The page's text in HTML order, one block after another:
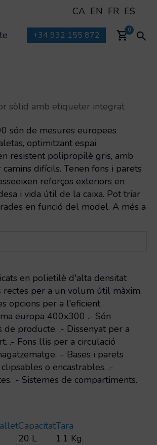
CA EN FR ES
+34 932 155 872 0
sòlid amb etiqueter integrat
són de mesures europees
optimitzant espai
resistent polipropilè gris, amb
difícils. Tenen fons i parets
reforços exteriors en
i vida útil de la caixa. Pot triar
en funció del model. A més a
en polietilè d'alta densitat
rectes per a un volum útil màxim.
opcions per a l'eficient
europa 400x300 .- Són
producte. .- Dissenyat per a
.- Fons llis per a circulació
.- Bases i parets
o encastrables. .-
.- Sistemes de compartiments.
Capacitat
20 L
Tara
1.1 Kg